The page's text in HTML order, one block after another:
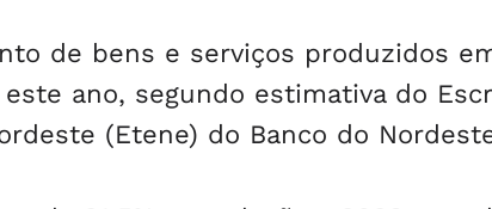
de bens e serviços produzidos
ano, segundo estimativa do
(Etene) do Banco do